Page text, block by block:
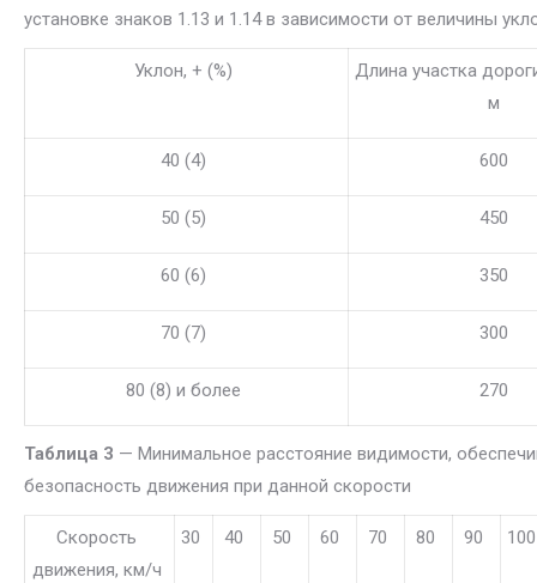
установке знаков 1.13 и 1.14 в зависимости от величины
Уклон, + (%)
Длина участка
м
40 (4) 600
50 (5) 450
60 (6) 350
70 (7) 300
80 (8) и более 270
Таблица 3 — Минимальное расстояние видимости,
безопасность движения при данной скорости
Скорость
движения, км/ч
30 40 50 60 70 80 90 100